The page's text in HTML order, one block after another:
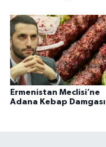
Ermenistan Meclisi’ne
Adana Kebap Damgası